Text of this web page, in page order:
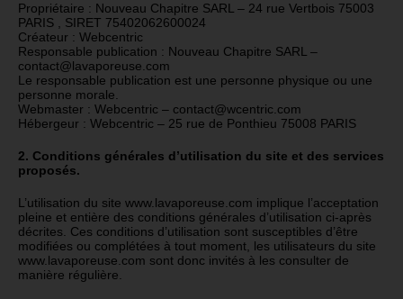
Propriétaire : Nouveau Chapitre SARL – 24 rue Vertbois 75003
PARIS , SIRET 75402062600024
Créateur : Webcentric
Responsable publication : Nouveau Chapitre SARL –
contact@lavaporeuse.com
Le responsable publication est une personne physique ou une
personne morale.
Webmaster : Webcentric – contact@wcentric.com
Hébergeur : Webcentric – 25 rue de Ponthieu 75008 PARIS
2. Conditions générales d’utilisation du site et des services
proposés.
L’utilisation du site www.lavaporeuse.com implique l’acceptation
pleine et entière des conditions générales d’utilisation ci-après
décrites. Ces conditions d’utilisation sont susceptibles d’être
modifiées ou complétées à tout moment, les utilisateurs du site
www.lavaporeuse.com sont donc invités à les consulter de
manière régulière.